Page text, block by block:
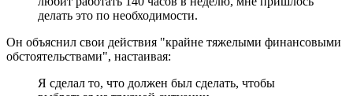
делать это по необходимости.
Он объяснил свои действия "крайне тяжелыми финансовыми
обстоятельствами", настаивая:
Я сделал то, что должен был сделать, чтобы